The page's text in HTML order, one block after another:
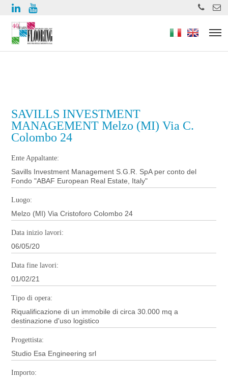
https://www.high-endrolex.com/49
SAVILLS INVESTMENT
MANAGEMENT Melzo (MI) Via C.
Colombo 24
Ente Appaltante:
Savills Investment Management S.G.R. SpA per conto del
Fondo "ABAF European Real Estate, Italy"
Luogo:
Melzo (MI) Via Cristoforo Colombo 24
Data inizio lavori:
06/05/20
Data fine lavori:
01/02/21
Tipo di opera:
Riqualificazione di un immobile di circa 30.000 mq a
destinazione d'uso logistico
Progettista:
Studio Esa Engineering srl
Importo: